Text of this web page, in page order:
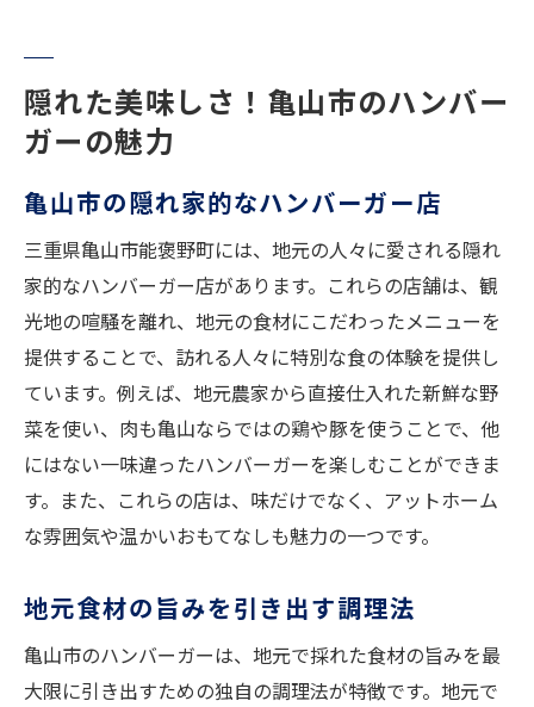
隠れた美味しさ！亀山市のハンバー
ガーの魅力
亀山市の隠れ家的なハンバーガー店
三重県亀山市能褒野町には、地元の人々に愛される隠れ
家的なハンバーガー店があります。これらの店舗は、観
光地の喧騒を離れ、地元の食材にこだわったメニューを
提供することで、訪れる人々に特別な食の体験を提供し
ています。例えば、地元農家から直接仕入れた新鮮な野
菜を使い、肉も亀山ならではの鶏や豚を使うことで、他
にはない一味違ったハンバーガーを楽しむことができま
す。また、これらの店は、味だけでなく、アットホーム
な雰囲気や温かいおもてなしも魅力の一つです。
地元食材の旨みを引き出す調理法
亀山市のハンバーガーは、地元で採れた食材の旨みを最
大限に引き出すための独自の調理法が特徴です。地元で